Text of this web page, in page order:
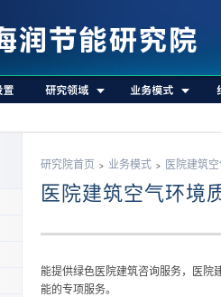
研究院首页 > 业务模式 > 医院建筑
医院建筑空气环境
能提供绿色医院建筑咨询服务，医院
能的专项服务。